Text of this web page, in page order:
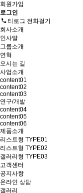
회원가입
로그인
티로그 전화걸기
회사소개
인사말
그룹소개
연혁
오시는 길
사업소개
content01
content02
content03
연구/개발
content04
content05
content06
제품소개
리스트형 TYPE01
리스트형 TYPE02
갤러리형 TYPE03
고객센터
공지사항
온라인 상담
갤러리